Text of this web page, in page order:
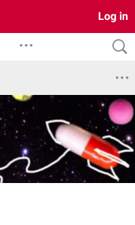
Log in